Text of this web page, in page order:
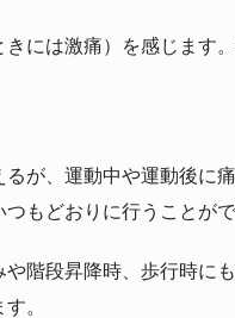
には激痛）を感じます
が、運動中や運動後に
もどおりに行うことが
階段昇降時、歩行時に
。